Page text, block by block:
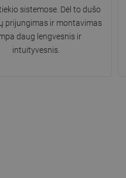
sistemose. Dėl to dušo
prijungimas ir montavimas
daug lengvesnis ir
intuityvesnis.